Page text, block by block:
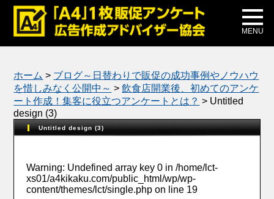
MENU
メディア掲載
公式ブログ
ホーム > ブログ～日替わりで販促の成功事例やノウハウ
を惜しみなく公開中～ >飲食店開業後、初めてのアンケ
ート作成！集客に役立つアンケートとは？ > Untitled
design (3)
Untitled design (3)
Warning: Undefined array key 0 in/home/lct-
xs01/a4kikaku.com/public_html/wp/wp-
content/themes/lct/single.php on line 19